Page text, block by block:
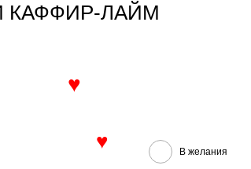
КАФФИР-ЛАЙМ
В желания